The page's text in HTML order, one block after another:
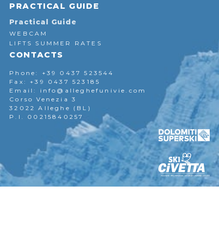
PRACTICAL GUIDE
Practical Guide
WEBCAM
LIFTS SUMMER RATES
CONTACTS
Phone: +39 0437 523544
Fax: +39 0437 523185
Email: info@alleghefunivie.com
Corso Venezia 3
32022 Alleghe (BL)
P.I. 00215840257